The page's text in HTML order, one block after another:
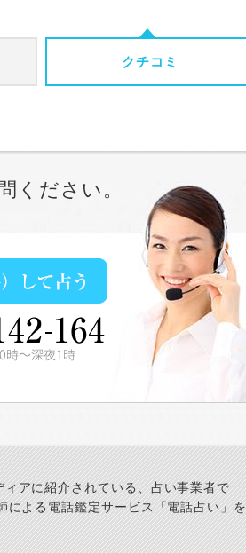
クチコミ
ください。
アに紹介されている、占い事業者で
よる電話鑑定サービス「電話占い」を